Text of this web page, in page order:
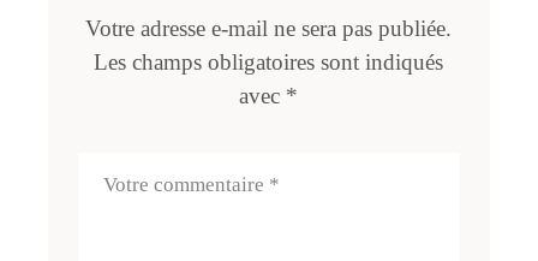
Votre adresse e-mail ne sera pas publiée.
Les champs obligatoires sont indiqués
avec *